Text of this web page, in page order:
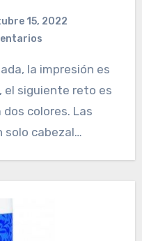
15, 2022
el siguiente reto es
colores. Las
solo cabezal…